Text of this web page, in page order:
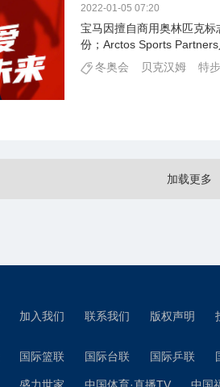
2022-01-05 07:20
宝马因擅自商用奥林匹克
份；Arctos Sports
冬奥会
贝克汉姆 特步
加载更多
加入我们 联系我们 版权声明
国际篮联 国际台联 国际乒联